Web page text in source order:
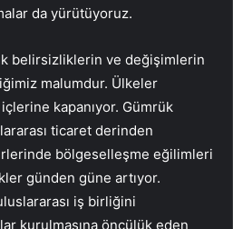
da yürütüyoruz.
belirsizliklerin ve değişimlerin
malumdur. Ülkeler
kapanıyor. Gümrük
ticaret derinden
bölgeselleşme eğilimleri
günden güne artıyor.
iş birliğini
kurulmasına öncülük eden